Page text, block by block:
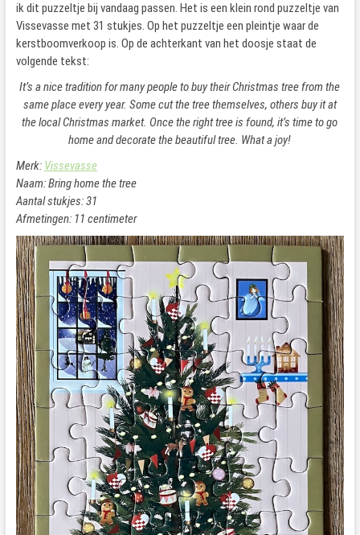
ik dit puzzeltje bij vandaag passen. Het is een klein rond puzzeltje van
Vissevasse met 31 stukjes. Op het puzzeltje een pleintje waar de
kerstboomverkoop is. Op de achterkant van het doosje staat de
volgende tekst:
It’s a nice tradition for many people to buy their Christmas tree from the
same place every year. Some cut the tree themselves, others buy it at
the local Christmas market. Once the right tree is found, it’s time to go
home and decorate the beautiful tree. What a joy!
Merk: Vissevasse
Naam: Bring home the tree
Aantal stukjes: 31
Afmetingen: 11 centimeter